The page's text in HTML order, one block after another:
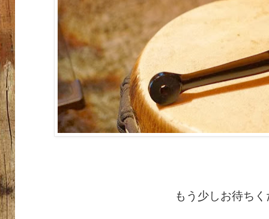
もう少しお待ち